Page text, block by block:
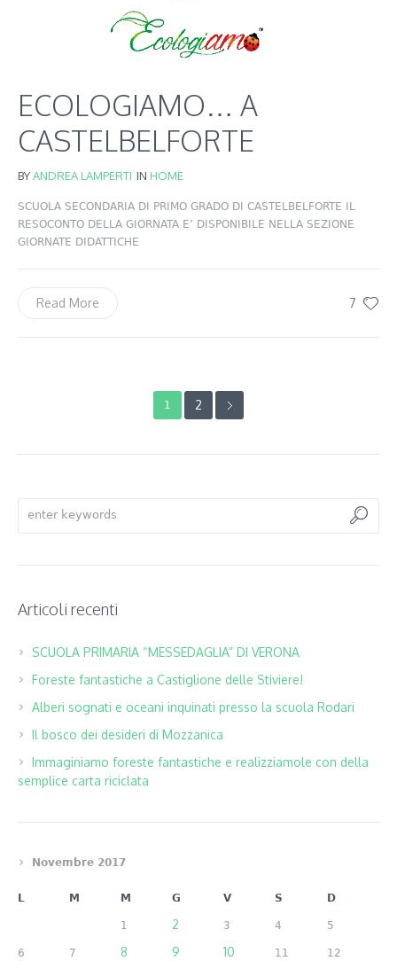
ECOLOGIAMO… A
CASTELBELFORTE
BYANDREA LAMPERTI IN HOME
SCUOLA SECONDARIA DI PRIMO GRADO DI CASTELBELFORTE IL
RESOCONTO DELLA GIORNATA E’ DISPONIBILE NELLA SEZIONE
GIORNATE DIDATTICHE
7
Read More
1 2
Articoli recenti
SCUOLA PRIMARIA “MESSEDAGLIA” DI VERONA
Foreste fantastiche a Castiglione delle Stiviere!
Alberi sognati e oceani inquinati presso la scuola Rodari
Il bosco dei desideri di Mozzanica
Immaginiamo foreste fantastiche e realizziamole con della
semplice carta riciclata
Novembre 2017
L M M G V S D
1 2 3 4 5
6 7 8 9 10 11 12